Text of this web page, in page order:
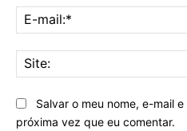
Salvar o meu nome, e-mail
próxima vez que eu comentar.